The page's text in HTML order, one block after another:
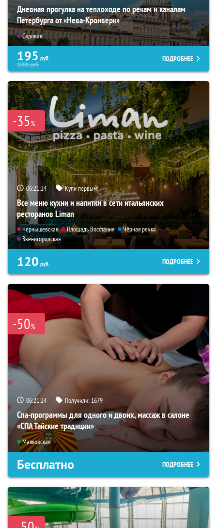
Дневная прогулка на теплоходе по рекам и каналам
Петербурга от «Нева-Кронверк»
Садовая
195 руб.
1500руб.
ПОДРОБНЕЕ
-35%
06:21:23 Купи первым!
Все меню кухни и напитки в сети итальянских
ресторанов Liman
Чернышевская Площадь Восстания
Чёрная речка
Звенигородская
120 руб. ПОДРОБНЕЕ
-50%
06:21:23 Получили: 1679
Спа-программы для одного и двоих, массаж в салоне
«СПА Тайские традиции»
Маяковская
Бесплатно ПОДРОБНЕЕ